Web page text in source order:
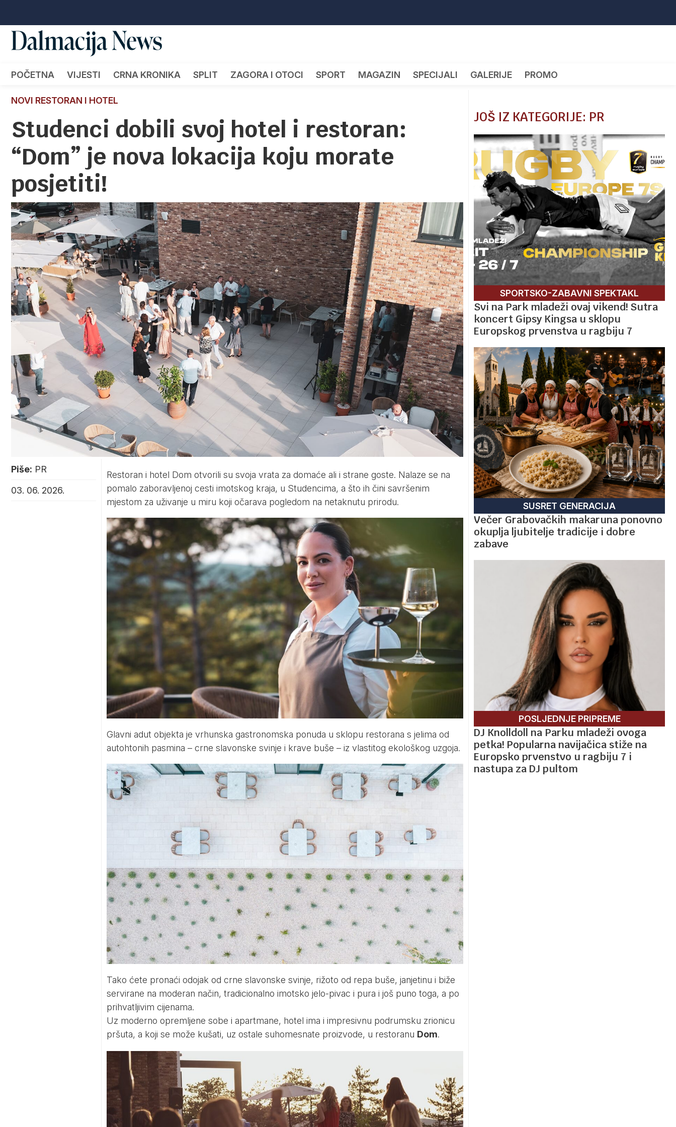
POČETNA VIJESTI CRNA KRONIKA SPLIT ZAGORA I OTOCI SPORT MAGAZIN SPECIJALI GALERIJE PROMO
NOVI RESTORAN I HOTEL
Studenci dobili svoj hotel i restoran:
“Dom” je nova lokacija koju morate
posjetiti!
Piše: PR
03. 06. 2026.
Restoran i hotel Dom otvorili su svoja vrata za domaće ali i strane goste. Nalaze se na
pomalo zaboravljenoj cesti imotskog kraja, u Studencima, a što ih čini savršenim
mjestom za uživanje u miru koji očarava pogledom na netaknutu prirodu.
Glavni adut objekta je vrhunska gastronomska ponuda u sklopu restorana s jelima od
autohtonih pasmina – crne slavonske svinje i krave buše – iz vlastitog ekološkog uzgoja.
Tako ćete pronaći odojak od crne slavonske svinje, rižoto od repa buše, janjetinu i biže
servirane na moderan način, tradicionalno imotsko jelo-pivac i pura i još puno toga, a po
prihvatljivim cijenama.
Uz moderno opremljene sobe i apartmane, hotel ima i impresivnu podrumsku zrionicu
pršuta, a koji se može kušati, uz ostale suhomesnate proizvode, u restoranu Dom.
JOŠ IZ KATEGORIJE: PR
SPORTSKO-ZABAVNI SPEKTAKL
Svi na Park mladeži ovaj vikend! Sutra
koncert Gipsy Kingsa u sklopu
Europskog prvenstva u ragbiju 7
SUSRET GENERACIJA
Večer Grabovačkih makaruna ponovno
okuplja ljubitelje tradicije i dobre
zabave
POSLJEDNJE PRIPREME
DJ Knolldoll na Parku mladeži ovoga
petka! Popularna navijačica stiže na
Europsko prvenstvo u ragbiju 7 i
nastupa za DJ pultom